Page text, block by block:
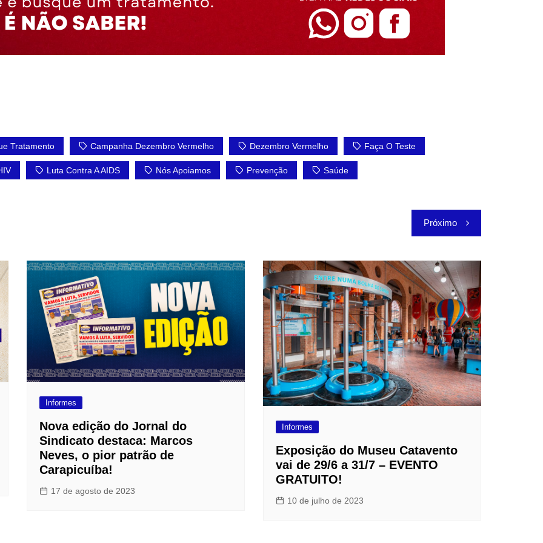
Tratamento Campanha Dezembro Vermelho Dezembro Vermelho Faça O Teste
Luta Contra A AIDS Nós Apoiamos Prevenção Saúde
Próximo
Informes
Nova edição do Jornal do
Sindicato destaca: Marcos
Neves, o pior patrão de
Carapicuíba!
17 de agosto de 2023
Informes
Exposição do Museu Catavento
vai de 29/6 a 31/7 – EVENTO
GRATUITO!
10 de julho de 2023